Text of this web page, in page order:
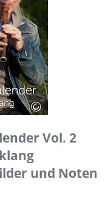
Vol. 2
und Noten